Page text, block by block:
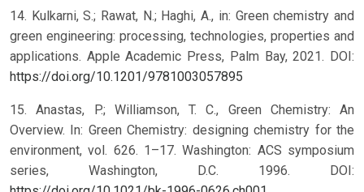
14. Kulkarni, S.; Rawat, N.; Haghi, A., in: Green chemistry and
green engineering: processing, technologies, properties and
applications. Apple Academic Press, Palm Bay, 2021. DOI:
https://doi.org/10.1201/9781003057895
15. Anastas, P.; Williamson, T. C., Green Chemistry: An
Overview. In: Green Chemistry: designing chemistry for the
environment, vol. 626. 1–17. Washington: ACS symposium
series, Washington, D.C. 1996. DOI: